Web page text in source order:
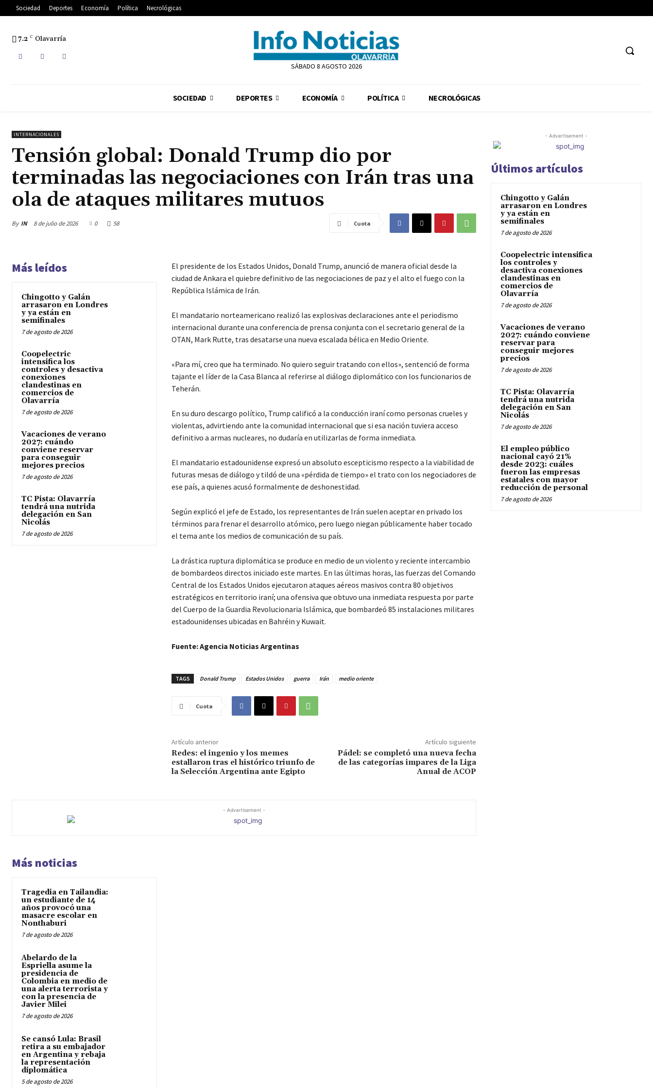
Sociedad Deportes Economía Política Necrológicas
7.2 C Olavarría
SÁBADO 8 AGOSTO 2026
SOCIEDAD DEPORTES ECONOMÍA POLÍTICA NECROLÓGICAS
INTERNACIONALES
Tensión global: Donald Trump dio por
terminadas las negociaciones con Irán tras una
ola de ataques militares mutuos
By IN 8 de julio de 2026 0 58 Cuota
Más leídos
Chingotto y Galán
arrasaron en Londres
y ya están en
semifinales
7 de agosto de 2026
Coopelectric
intensifica los
controles y desactiva
conexiones
clandestinas en
comercios de
Olavarría
7 de agosto de 2026
Vacaciones de verano
2027: cuándo
conviene reservar
para conseguir
mejores precios
7 de agosto de 2026
TC Pista: Olavarría
tendrá una nutrida
delegación en San
Nicolás
7 de agosto de 2026
El presidente de los Estados Unidos, Donald Trump, anunció de manera oficial desde la
ciudad de Ankara el quiebre definitivo de las negociaciones de paz y el alto el fuego con la
República Islámica de Irán.
El mandatario norteamericano realizó las explosivas declaraciones ante el periodismo
internacional durante una conferencia de prensa conjunta con el secretario general de la
OTAN, Mark Rutte, tras desatarse una nueva escalada bélica en Medio Oriente.
«Para mí, creo que ha terminado. No quiero seguir tratando con ellos», sentenció de forma
tajante el líder de la Casa Blanca al referirse al diálogo diplomático con los funcionarios de
Teherán.
En su duro descargo político, Trump calificó a la conducción iraní como personas crueles y
violentas, advirtiendo ante la comunidad internacional que si esa nación tuviera acceso
definitivo a armas nucleares, no dudaría en utilizarlas de forma inmediata.
El mandatario estadounidense expresó un absoluto escepticismo respecto a la viabilidad de
futuras mesas de diálogo y tildó de una «pérdida de tiempo» el trato con los negociadores de
ese país, a quienes acusó formalmente de deshonestidad.
Según explicó el jefe de Estado, los representantes de Irán suelen aceptar en privado los
términos para frenar el desarrollo atómico, pero luego niegan públicamente haber tocado
el tema ante los medios de comunicación de su país.
La drástica ruptura diplomática se produce en medio de un violento y reciente intercambio
de bombardeos directos iniciado este martes. En las últimas horas, las fuerzas del Comando
Central de los Estados Unidos ejecutaron ataques aéreos masivos contra 80 objetivos
estratégicos en territorio iraní; una ofensiva que obtuvo una inmediata respuesta por parte
del Cuerpo de la Guardia Revolucionaria Islámica, que bombardeó 85 instalaciones militares
estadounidenses ubicadas en Bahréin y Kuwait.
Fuente: Agencia Noticias Argentinas
TAGS Donald Trump Estados Unidos guerra Irán medio oriente
Cuota
Artículo anterior
Redes: el ingenio y los memes
estallaron tras el histórico triunfo de
la Selección Argentina ante Egipto
Artículo siguiente
Pádel: se completó una nueva fecha
de las categorías impares de la Liga
Anual de ACOP
- Advertisement -
Más noticias
Tragedia en Tailandia:
un estudiante de 14
años provocó una
masacre escolar en
Nonthaburi
7 de agosto de 2026
Abelardo de la
Espriella asume la
presidencia de
Colombia en medio de
una alerta terrorista y
con la presencia de
Javier Milei
7 de agosto de 2026
Se cansó Lula: Brasil
retira a su embajador
en Argentina y rebaja
la representación
diplomática
5 de agosto de 2026
- Advertisement -
Últimos artículos
Chingotto y Galán
arrasaron en Londres
y ya están en
semifinales
7 de agosto de 2026
Coopelectric intensifica
los controles y
desactiva conexiones
clandestinas en
comercios de
Olavarría
7 de agosto de 2026
Vacaciones de verano
2027: cuándo conviene
reservar para
conseguir mejores
precios
7 de agosto de 2026
TC Pista: Olavarría
tendrá una nutrida
delegación en San
Nicolás
7 de agosto de 2026
El empleo público
nacional cayó 21%
desde 2023: cuáles
fueron las empresas
estatales con mayor
reducción de personal
7 de agosto de 2026